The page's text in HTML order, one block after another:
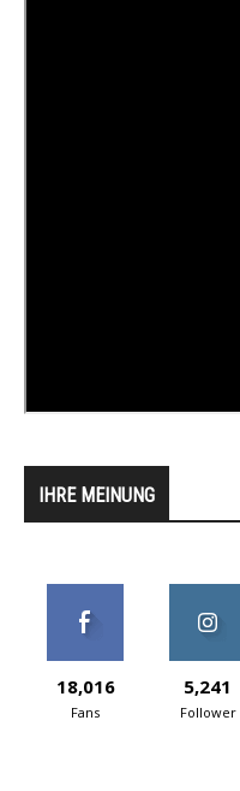
IHRE MEINUNG
18,016
Fans
5,241
Follower